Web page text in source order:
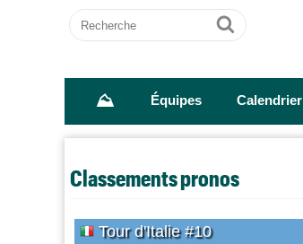
Recherche
Ok
⛰ Équipes Calendrier
Classements pronos
Tour d'Italie #10